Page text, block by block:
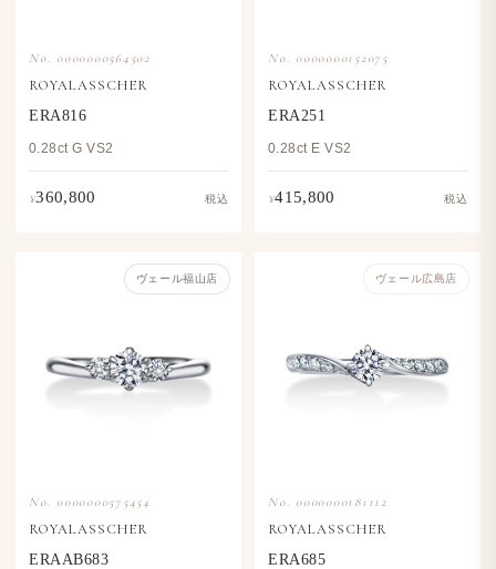
No. 0000000564502
ROYALASSCHER
ERA816
0.28ct G VS2
¥360,800 税込
No. 0000000152075
ROYALASSCHER
ERA251
0.28ct E VS2
¥415,800 税込
ヴェール福山店
No. 0000000575454
ROYALASSCHER
ERAAB683
ヴェール​広島店
No. 0000000181112
ROYALASSCHER
ERA685